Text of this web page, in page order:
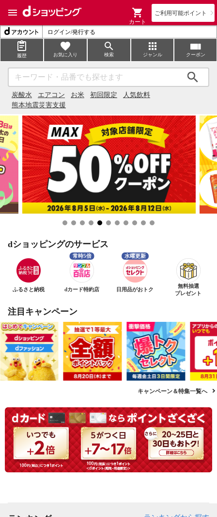
ご利用可能ポイント
カート
ログイン/発行する
履歴 お気に入り 検索 ジャンル クーポン
炭酸水 エアコン お米 初回限定
人気飲料
熊本地震災害支援
dショッピングのサービス
ふるさと納税 dカード特約店 日用品がおトク
無料抽選
プレゼント
注目キャンペーン
キャンペーン＆特集一覧へ